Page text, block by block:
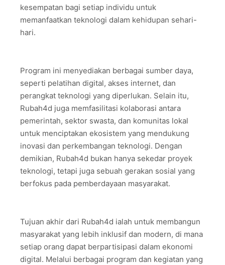
kesempatan bagi setiap individu untuk
memanfaatkan teknologi dalam kehidupan sehari-
hari.
Program ini menyediakan berbagai sumber daya,
seperti pelatihan digital, akses internet, dan
perangkat teknologi yang diperlukan. Selain itu,
Rubah4d juga memfasilitasi kolaborasi antara
pemerintah, sektor swasta, dan komunitas lokal
untuk menciptakan ekosistem yang mendukung
inovasi dan perkembangan teknologi. Dengan
demikian, Rubah4d bukan hanya sekedar proyek
teknologi, tetapi juga sebuah gerakan sosial yang
berfokus pada pemberdayaan masyarakat.
Tujuan akhir dari Rubah4d ialah untuk membangun
masyarakat yang lebih inklusif dan modern, di mana
setiap orang dapat berpartisipasi dalam ekonomi
digital. Melalui berbagai program dan kegiatan yang